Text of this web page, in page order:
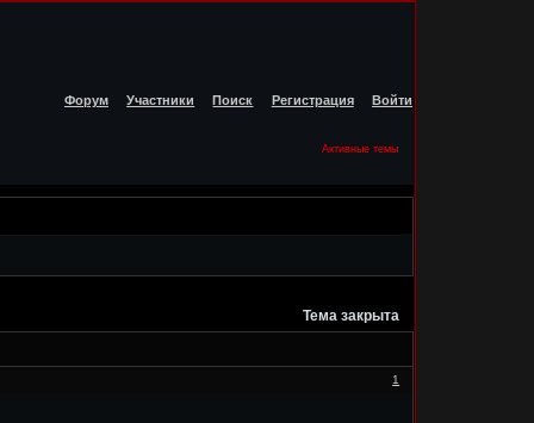
Форум Участники Поиск Регистрация Войти
Активные темы
Тема закрыта
1